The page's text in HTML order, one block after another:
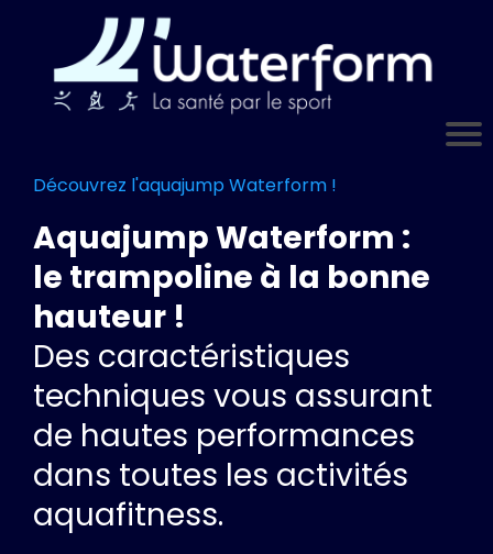
Découvrez l'aquajump Waterform !
Aquajump Waterform :
le trampoline à la bonne
hauteur !
Des caractéristiques
techniques vous assurant
de hautes performances
dans toutes les activités
aquafitness.